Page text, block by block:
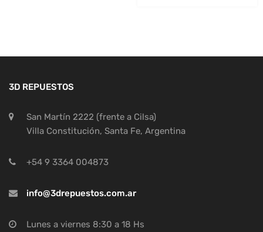
3D REPUESTOS
San Martín 2222 (frente a Cilsa)
Villa Constitución, Santa Fe, Argentina
+54 9 3364 004873
info@3drepuestos.com.ar
Lunes a viernes 8:30 a 18 Hs